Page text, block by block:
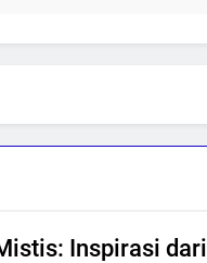
Inspirasi dari